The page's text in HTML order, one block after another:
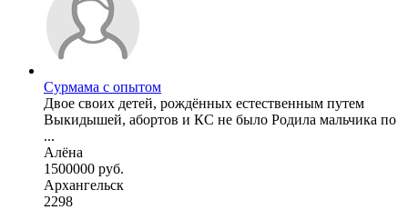
Сурмама с опытом
Двое своих детей, рождённых естественным путем
Выкидышей, абортов и КС не было Родила мальчика по
...
Алёна
1500000 руб.
Архангельск
2298